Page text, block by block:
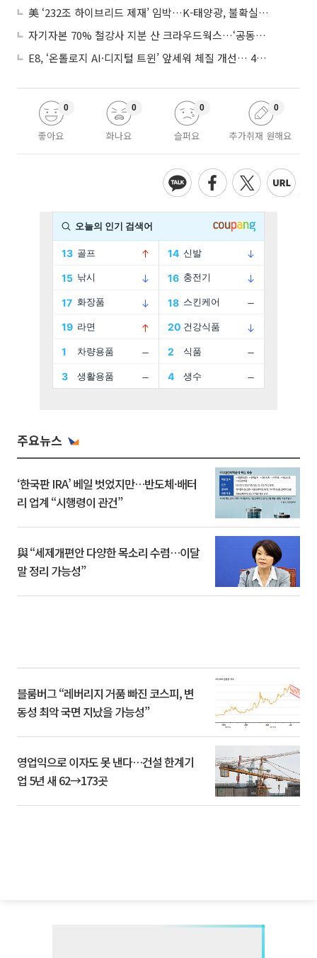
美 ‘232조 하이브리드 제재’ 임박…K-태양광, 불확실성 털고 날개 다나
자기자본 70% 철강사 지분 산 크라우드웍스…‘공동경영’으로 AI 시너지 낼까
E8, ‘온톨로지 AI·디지털 트윈’ 앞세워 체질 개선… 4분기 흑자전환 총력
좋아요
0
화나요
0
슬퍼요
0
추가취재 원해요
0
주요뉴스
‘한국판 IRA’ 베일 벗었지만…반도체·배터
리 업계 “시행령이 관건”
與 “세제개편안 다양한 목소리 수렴…이달
말 정리 가능성”
블룸버그 “레버리지 거품 빠진 코스피, 변
동성 최악 국면 지났을 가능성”
영업익으로 이자도 못 낸다…건설 한계기
업 5년 새 62→173곳